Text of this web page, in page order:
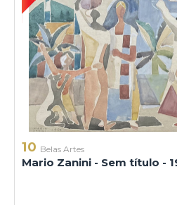
10 Belas Artes
Mario Zanini - Sem título -